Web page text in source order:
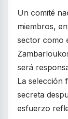
Un comité
miembros,
sector como
será
La selección
secreta
esfuerzo